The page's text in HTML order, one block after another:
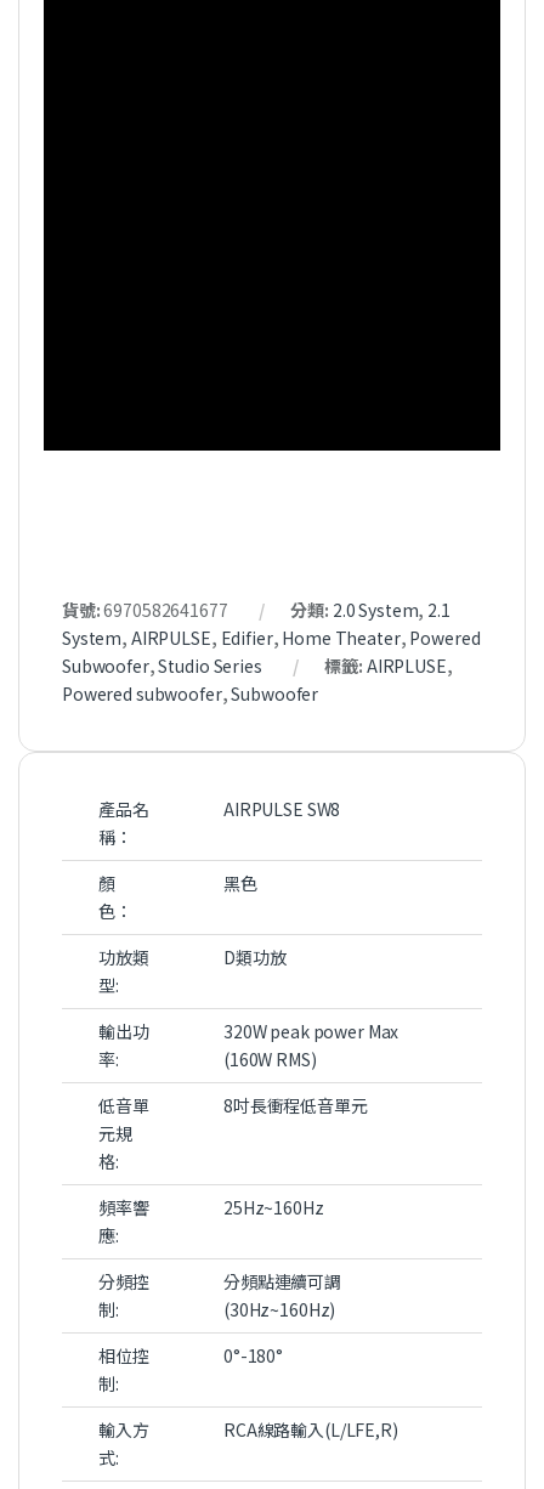
貨號:6970582641677 分類: 2.0 System, 2.1
System, AIRPULSE, Edifier, Home Theater, Powered
Subwoofer,Studio Series 標籤: AIRPLUSE,
Powered subwoofer,Subwoofer
產品名
稱：
AIRPULSE SW8
顏
色：
黑色
功放類
型:
D類功放
輸出功
率:
320W peak power Max
(160W RMS)
低音單
元規
格:
8吋長衝程低音單元
頻率響
應:
25Hz~160Hz
分頻控
制:
分頻點連續可調
(30Hz~160Hz)
相位控
制:
0°-180°
輸入方
式:
RCA線路輸入(L/LFE,R)